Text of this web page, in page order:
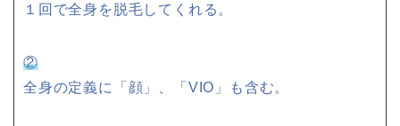
１回で全身を脱毛してくれる。
②
全身の定義に「顔」、「VIO」も含む。